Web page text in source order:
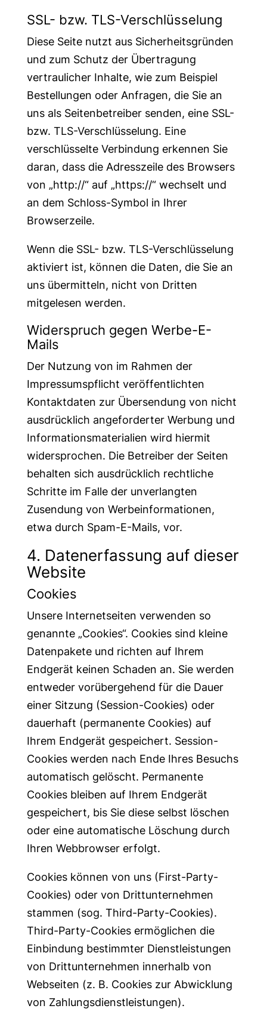
SSL- bzw. TLS-Verschlüsselung
Diese Seite nutzt aus Sicherheitsgründen
und zum Schutz der Übertragung
vertraulicher Inhalte, wie zum Beispiel
Bestellungen oder Anfragen, die Sie an
uns als Seitenbetreiber senden, eine SSL-
bzw. TLS-Verschlüsselung. Eine
verschlüsselte Verbindung erkennen Sie
daran, dass die Adresszeile des Browsers
von „http://“ auf „https://“ wechselt und
an dem Schloss-Symbol in Ihrer
Browserzeile.
Wenn die SSL- bzw. TLS-Verschlüsselung
aktiviert ist, können die Daten, die Sie an
uns übermitteln, nicht von Dritten
mitgelesen werden.
Widerspruch gegen Werbe-E-
Mails
Der Nutzung von im Rahmen der
Impressumspflicht veröffentlichten
Kontaktdaten zur Übersendung von nicht
ausdrücklich angeforderter Werbung und
Informationsmaterialien wird hiermit
widersprochen. Die Betreiber der Seiten
behalten sich ausdrücklich rechtliche
Schritte im Falle der unverlangten
Zusendung von Werbeinformationen,
etwa durch Spam-E-Mails, vor.
4. Datenerfassung auf dieser
Website
Cookies
Unsere Internetseiten verwenden so
genannte „Cookies“. Cookies sind kleine
Datenpakete und richten auf Ihrem
Endgerät keinen Schaden an. Sie werden
entweder vorübergehend für die Dauer
einer Sitzung (Session-Cookies) oder
dauerhaft (permanente Cookies) auf
Ihrem Endgerät gespeichert. Session-
Cookies werden nach Ende Ihres Besuchs
automatisch gelöscht. Permanente
Cookies bleiben auf Ihrem Endgerät
gespeichert, bis Sie diese selbst löschen
oder eine automatische Löschung durch
Ihren Webbrowser erfolgt.
Cookies können von uns (First-Party-
Cookies) oder von Drittunternehmen
stammen (sog. Third-Party-Cookies).
Third-Party-Cookies ermöglichen die
Einbindung bestimmter Dienstleistungen
von Drittunternehmen innerhalb von
Webseiten (z. B. Cookies zur Abwicklung
von Zahlungsdienstleistungen).